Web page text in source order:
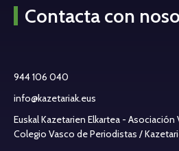
Contacta con
944 106 040
info@kazetariak.eus
Euskal Kazetarien Elkartea -
Colegio Vasco de Periodistas /